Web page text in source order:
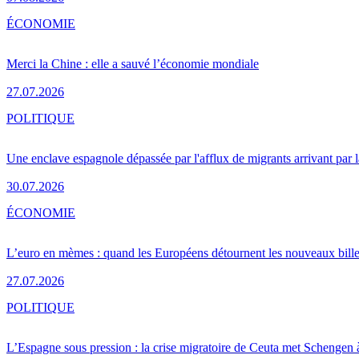
Merci la Chine : elle a sauvé l’économie mondiale
27.07.2026
ÉCONOMIE
Une enclave espagnole dépassée par l'afflux de migrants arrivant par
30.07.2026
POLITIQUE
L’euro en mèmes : quand les Européens détournent les nouveaux
27.07.2026
ÉCONOMIE
L’Espagne sous pression : la crise migratoire de Ceuta met Schengen
POLITIQUE